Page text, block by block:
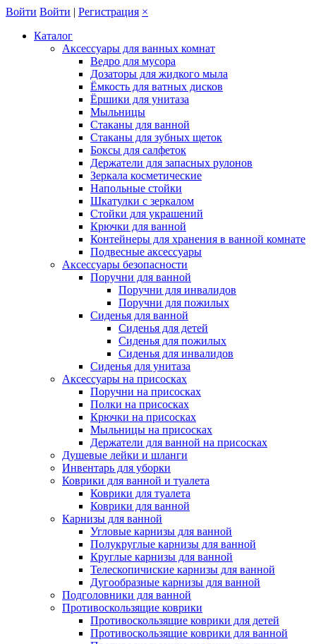
Войти Войти | Регистрация ×
Каталог
Аксессуары для ванных комнат
Ведро для мусора
Дозаторы для жидкого мыла
Ёмкость для ватных дисков
Ёршики для унитаза
Мыльницы
Стаканы для ванной
Стаканы для зубных щеток
Боксы для салфеток
Держатели для запасных рулонов
Зеркала косметические
Напольные стойки
Шкатулки с зеркалом
Стойки для украшений
Крючки для ванной
Контейнеры для хранения в ванной комнате
Подвесные аксессуары
Аксессуары безопасности
Поручни для ванной
Поручни для инвалидов
Поручни для пожилых
Сиденья для ванной
Сиденья для детей
Сиденья для пожилых
Сиденья для инвалидов
Сиденья для унитаза
Аксессуары на присосках
Поручни на присосках
Полки на присосках
Крючки на присосках
Мыльницы на присосках
Держатели для ванной на присосках
Душевые лейки и шланги
Инвентарь для уборки
Коврики для ванной и туалета
Коврики для туалета
Коврики для ванной
Карнизы для ванной
Угловые карнизы для ванной
Полукруглые карнизы для ванной
Круглые карнизы для ванной
Телескопичиские карнизы для ванной
Дугообразные карнизы для ванной
Подголовники для ванной
Противоскользящие коврики
Противоскользящие коврики для детей
Противоскользящие коврики для ванной